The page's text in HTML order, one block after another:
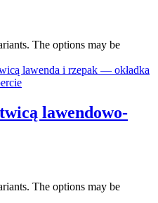
The options may be
lawendowo-
The options may be